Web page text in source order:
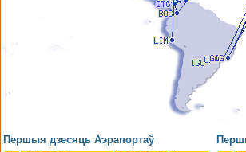
Першыя дзесяць Аэрапортаў